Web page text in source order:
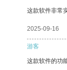
这款软件非常
2025-09-16
游客
这款软件的功